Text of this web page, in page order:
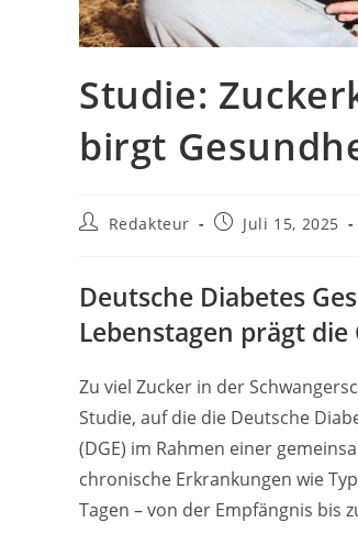
Studie:
birgt
Beitrags-
Redakteur
BeitragJuli 15, 2025
Deutsche Diabetes
Lebenstagen prägt
Zu viel Zucker in der
Studie, auf die die Deutsche
(DGE) im Rahmen einer
chronische Erkrankungen wie
Tagen – von der Empfängnis bis